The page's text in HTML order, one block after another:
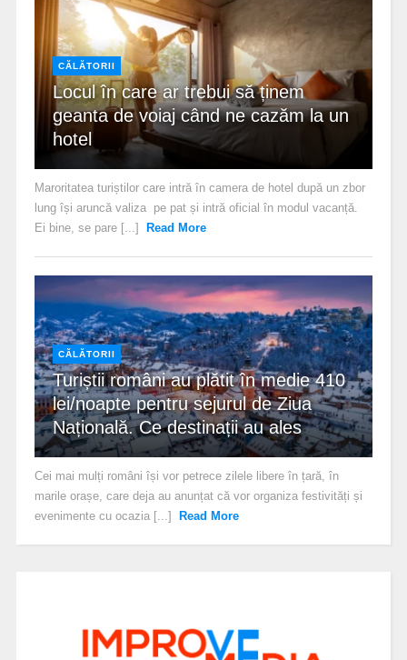
CĂLĂTORII
Locul în care ar trebui să ținem
geanta de voiaj când ne cazăm la un
hotel
Maroritatea turiștilor care intră în camera de hotel după un zbor
lung își aruncă valiza pe pat și intră oficial în modul vacanță.
Ei bine, se pare [...]
Read More
CĂLĂTORII
Turiștii români au plătit în medie 410
lei/noapte pentru sejurul de Ziua
Națională. Ce destinații au ales
Cei mai mulți români își vor petrece zilele libere în țară, în
marile orașe, care deja au anunțat că vor organiza festivități și
evenimente cu ocazia [...]
Read More